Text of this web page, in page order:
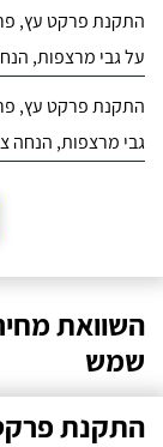
התקנת פרקט עץ,
על גבי מרצפות,
התקנת פרקט עץ,
גבי מרצפות, הנחה
השוואת
שמש
התקנת